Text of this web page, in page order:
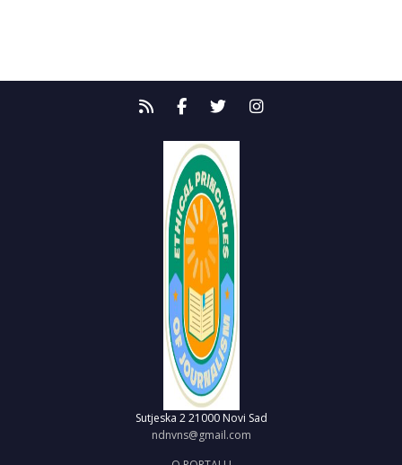
Sutjeska 2 21000 Novi Sad
ndnvns@gmail.com